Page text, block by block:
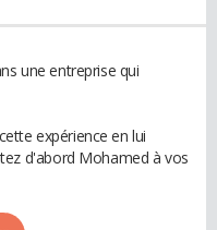
une entreprise qui
expérience en lui
d'abord Mohamed à vos